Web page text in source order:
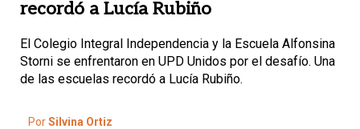
recordó a Lucía Rubiño
El Colegio Integral Independencia y la Escuela Alfonsina
Storni se enfrentaron en UPD Unidos por el desafío. Una
de las escuelas recordó a Lucía Rubiño.
PorSilvina Ortiz